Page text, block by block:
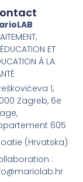
ET
À LA
1,
Zagreb, 6e
605
(Hrvatska)
: